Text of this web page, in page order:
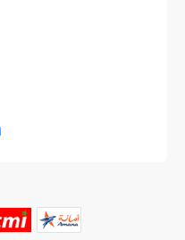
incontournables :